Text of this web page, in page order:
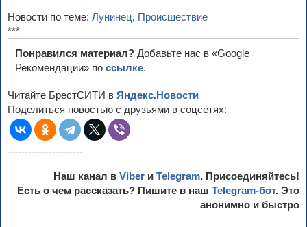
Новости по теме: Лунинец, Происшествие
***
Понравился материал? Добавьте нас в «Google
Рекомендации» по ссылке.
Читайте БрестСИТИ в Яндекс.Новости
Поделиться новостью с друзьями в соцсетях:
----------------------
Наш канал в Viber и Telegram. Присоединяйтесь!
Есть о чем рассказать? Пишите в наш Telegram-бот. Это
анонимно и быстро